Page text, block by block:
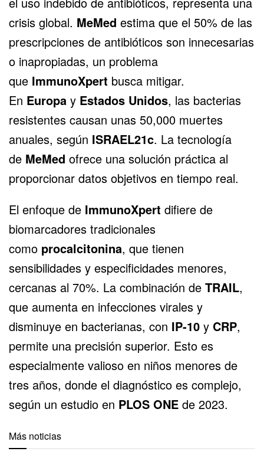
crisis global. MeMed estima que el 50% de las
prescripciones de antibióticos son innecesarias
o inapropiadas, un problema
que ImmunoXpert busca mitigar.
En Europa y Estados Unidos, las bacterias
resistentes causan unas 50,000 muertes
anuales, según ISRAEL21c. La tecnología
de MeMed ofrece una solución práctica al
proporcionar datos objetivos en tiempo real.
El enfoque de ImmunoXpert difiere de
biomarcadores tradicionales
como procalcitonina, que tienen
sensibilidades y especificidades menores,
cercanas al 70%. La combinación de TRAIL,
que aumenta en infecciones virales y
disminuye en bacterianas, con IP-10 y CRP,
permite una precisión superior. Esto es
especialmente valioso en niños menores de
tres años, donde el diagnóstico es complejo,
según un estudio en PLOS ONE de 2023.
Más noticias